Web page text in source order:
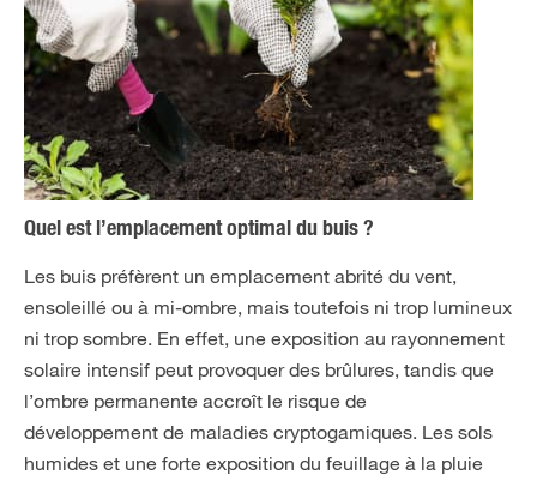
Quel est l’emplacement optimal du buis ?
Les buis préfèrent un emplacement abrité du vent,
ensoleillé ou à mi-ombre, mais toutefois ni trop lumineux
ni trop sombre. En effet, une exposition au rayonnement
solaire intensif peut provoquer des brûlures, tandis que
l’ombre permanente accroît le risque de
développement de maladies cryptogamiques. Les sols
humides et une forte exposition du feuillage à la pluie